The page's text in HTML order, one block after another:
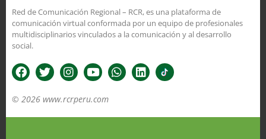
Red de Comunicación Regional – RCR, es una plataforma de
comunicación virtual conformada por un equipo de profesionales
multidisciplinarios vinculados a la comunicación y al desarrollo
social.
© 2026 www.rcrperu.com